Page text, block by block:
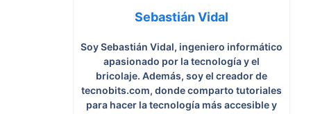
Sebastián Vidal
Soy Sebastián Vidal, ingeniero informático
apasionado por la tecnología y el
bricolaje. Además, soy el creador de
tecnobits.com, donde comparto tutoriales
para hacer la tecnología más accesible y